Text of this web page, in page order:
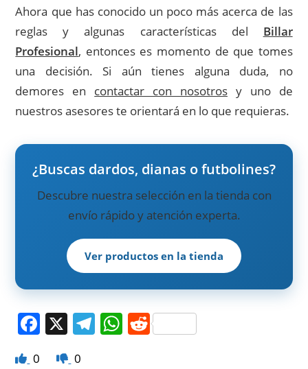
Ahora que has conocido un poco más acerca de las
reglas y algunas características del Billar
Profesional, entonces es momento de que tomes
una decisión. Si aún tienes alguna duda, no
demores en contactar con nosotrosy uno de
nuestros asesores te orientará en lo que requieras.
¿Buscas dardos, dianas o futbolines?
Descubre nuestra selección en la tienda con
envío rápido y atención experta.
Ver productos en la tienda
F X T W R
0 0